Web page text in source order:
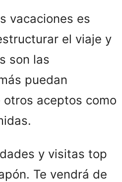
vacaciones es
el viaje y
son las
puedan
aceptos como
y visitas top
Te vendrá de